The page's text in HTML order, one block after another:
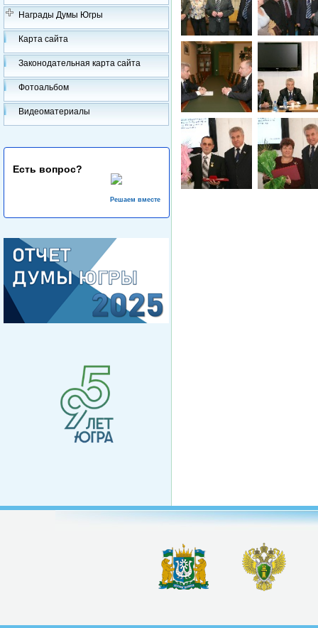
Награды Думы Югры
Карта сайта
Законодательная карта сайта
Фотоальбом
Видеоматериалы
Есть вопрос?
Решаем вместе